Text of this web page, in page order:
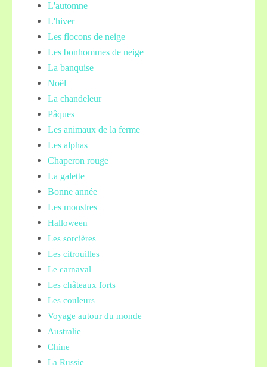
L'automne
L'hiver
Les flocons de neige
Les bonhommes de neige
La banquise
Noël
La chandeleur
Pâques
Les animaux de la ferme
Les alphas
Chaperon rouge
La galette
Bonne année
Les monstres
Halloween
Les sorcières
Les citrouilles
Le carnaval
Les châteaux forts
Les couleurs
Voyage autour du monde
Australie
Chine
La Russie